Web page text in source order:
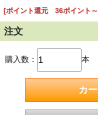
辛口ながらも味わいを実
- 冷やして楽しむ：冷や
感が増します。
辛口好きにはたまらない
おすすめの飲み方
- お燗で：温めることで
やかな味わいを楽しむこ
かたの桜の「純米吟醸 生
食事との相性も抜群で、
[ポイント還元 36ポイント
注文
購入数： 本